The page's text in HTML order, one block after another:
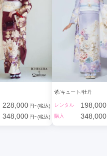
228,000 円~(税込)
348,000 円~(税込)
紫 キュート 牡丹
レンタル 198,000
購入
348,000